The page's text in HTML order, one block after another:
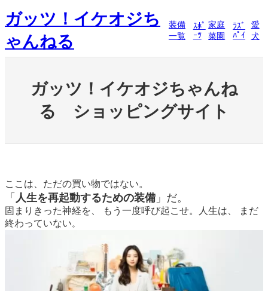
容
ス
キ
ガッツ！イケオジち
ゃんねる
装備
一覧
ｽﾎﾟ
ｰﾂ
家庭
菜園
ﾗｽﾞ
ﾊﾟｲ
愛
犬
ガッツ！イケオジちゃんね
る ショッピングサイト
ここは、ただの買い物ではない。
「 人生を再起動するための装備」だ。
固まりきった神経を、 もう一度呼び起こせ。人生は、 まだ
終わっていない。